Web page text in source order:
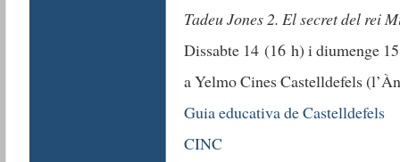
Tadeu Jones 2. El secret del rei
Dissabte 14 (16 h) i diumenge
a Yelmo Cines Castelldefels
Guia educativa de Castelldefels
CINC